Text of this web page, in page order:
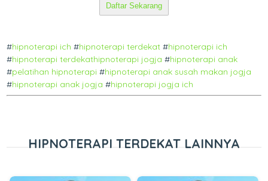
Daftar Sekarang
#hipnoterapi ich #hipnoterapi terdekat #hipnoterapi ich
#hipnoterapi terdekathipnoterapi jogja #hipnoterapi anak
#pelatihan hipnoterapi #hipnoterapi anak susah makan jogja
#hipnoterapi anak jogja #hipnoterapi jogja ich
HIPNOTERAPI TERDEKAT LAINNYA